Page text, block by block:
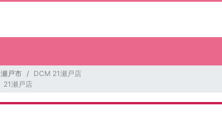
瀬戸市
DCM 21瀬戸店
21瀬戸店